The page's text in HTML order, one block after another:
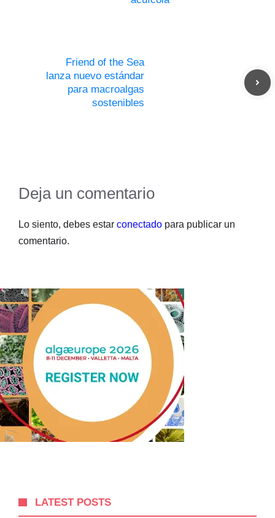
Friend of the Sea
lanza nuevo estándar
para macroalgas
sostenibles
Deja un comentario
Lo siento, debes estar conectado para publicar un
comentario.
LATEST POSTS